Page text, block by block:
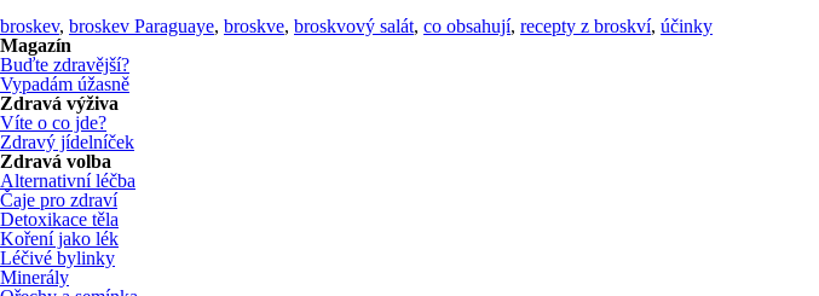
broskev, broskev Paraguaye, broskve, broskvový salát, co obsahují, recepty z broskví, účinky
Magazín
Buďte zdravější?
Vypadám úžasně
Zdravá výživa
Víte o co jde?
Zdravý jídelníček
Zdravá volba
Alternativní léčba
Čaje pro zdraví
Detoxikace těla
Koření jako lék
Léčivé bylinky
Minerály